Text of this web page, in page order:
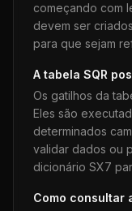
começando com
devem ser
para que sejam
A tabela SQR
Os gatilhos da
Eles são
determinados
validar dados ou
dicionário SX7
Como consultar